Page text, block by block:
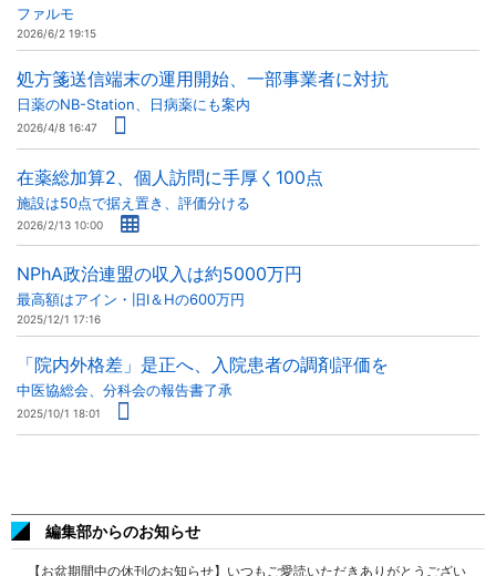
ファルモ
2026/6/2 19:15
処方箋送信端末の運用開始、一部事業者に対抗
日薬のNB-Station、日病薬にも案内
2026/4/8 16:47
在薬総加算2、個人訪問に手厚く100点
施設は50点で据え置き、評価分ける
2026/2/13 10:00
NPhA政治連盟の収入は約5000万円
最高額はアイン・旧I＆Hの600万円
2025/12/1 17:16
「院内外格差」是正へ、入院患者の調剤評価を
中医協総会、分科会の報告書了承
2025/10/1 18:01
編集部からのお知らせ
【お盆期間中の休刊のお知らせ】いつもご愛読いただきありがとうござい